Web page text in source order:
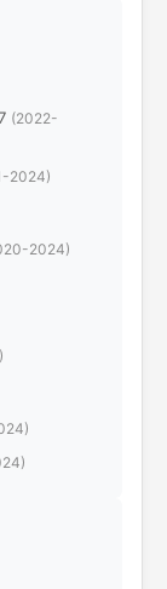
(2022-
2024)
2024)